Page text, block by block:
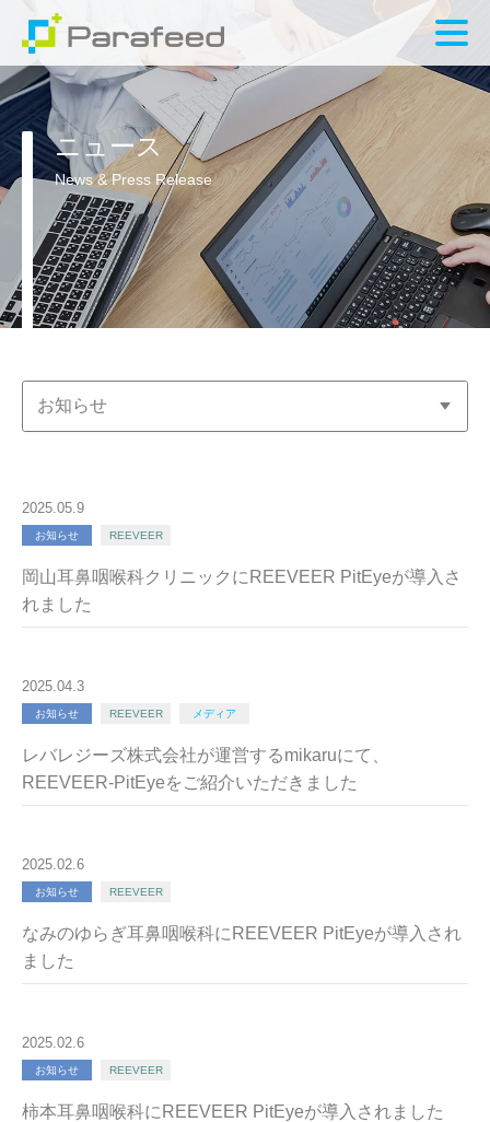
ニュース
News & Press Release
2025.05.9
お知らせ REEVEER
岡山耳鼻咽喉科クリニックにREEVEER PitEyeが導入さ
れました
2025.04.3
お知らせ REEVEER メディア
レバレジーズ株式会社が運営するmikaruにて、
REEVEER-PitEyeをご紹介いただきました
2025.02.6
お知らせ REEVEER
なみのゆらぎ耳鼻咽喉科にREEVEER PitEyeが導入され
ました
2025.02.6
お知らせ REEVEER
柿本耳鼻咽喉科にREEVEER PitEyeが導入されました